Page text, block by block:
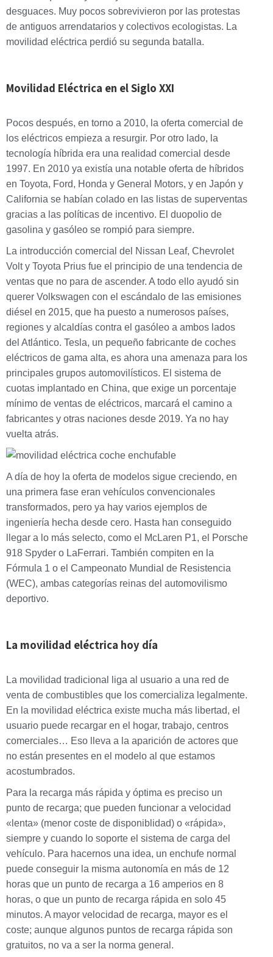
desguaces. Muy pocos sobrevivieron por las protestas
de antiguos arrendatarios y colectivos ecologistas. La
movilidad eléctrica perdió su segunda batalla.
Movilidad Eléctrica en el Siglo XXI
Pocos después, en torno a 2010, la oferta comercial de
los eléctricos empieza a resurgir. Por otro lado, la
tecnología híbrida era una realidad comercial desde
1997. En 2010 ya existía una notable oferta de híbridos
en Toyota, Ford, Honda y General Motors, y en Japón y
California se habían colado en las listas de superventas
gracias a las políticas de incentivo. El duopolio de
gasolina y gasóleo se rompió para siempre.
La introducción comercial del Nissan Leaf, Chevrolet
Volt y Toyota Prius fue el principio de una tendencia de
ventas que no para de ascender. A todo ello ayudó sin
querer Volkswagen con el escándalo de las emisiones
diésel en 2015, que ha puesto a numerosos países,
regiones y alcaldías contra el gasóleo a ambos lados
del Atlántico. Tesla, un pequeño fabricante de coches
eléctricos de gama alta, es ahora una amenaza para los
principales grupos automovilísticos. El sistema de
cuotas implantado en China, que exige un porcentaje
mínimo de ventas de eléctricos, marcará el camino a
fabricantes y otras naciones desde 2019. Ya no hay
vuelta atrás.
A día de hoy la oferta de modelos sigue creciendo, en
una primera fase eran vehículos convencionales
transformados, pero ya hay varios ejemplos de
ingeniería hecha desde cero. Hasta han conseguido
llegar a lo más selecto, como el McLaren P1, el Porsche
918 Spyder o LaFerrari. También compiten en la
Fórmula 1 o el Campeonato Mundial de Resistencia
(WEC), ambas categorías reinas del automovilismo
deportivo.
La movilidad eléctrica hoy día
La movilidad tradicional liga al usuario a una red de
venta de combustibles que los comercializa legalmente.
En la movilidad eléctrica existe mucha más libertad, el
usuario puede recargar en el hogar, trabajo, centros
comerciales… Eso lleva a la aparición de actores que
no están presentes en el modelo al que estamos
acostumbrados.
Para la recarga más rápida y óptima es preciso un
punto de recarga; que pueden funcionar a velocidad
«lenta» (menor coste de disponiblidad) o «rápida»,
siempre y cuando lo soporte el sistema de carga del
vehículo. Para hacernos una idea, un enchufe normal
puede conseguir la misma autonomía en más de 12
horas que un punto de recarga a 16 amperios en 8
horas, o que un punto de recarga rápida en solo 45
minutos. A mayor velocidad de recarga, mayor es el
coste; aunque algunos puntos de recarga rápida son
gratuitos, no va a ser la norma general.